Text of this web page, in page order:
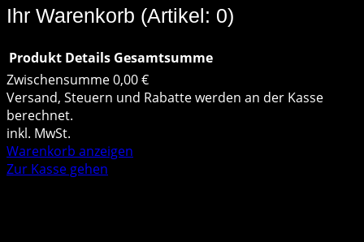
Ihr Warenkorb (Artikel: 0)
Produkte
im
Warenkorb
Produkt Details Gesamtsumme
Zwischensumme0,00 €
Versand, Steuern und Rabatte werden an der Kasse
berechnet.
inkl. MwSt.
Warenkorb anzeigen
Zur Kasse gehen